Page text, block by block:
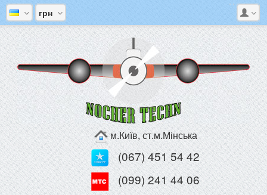
грн
м.Київ, ст.м.Мінська
(067) 451 54 42
(099) 241 44 06